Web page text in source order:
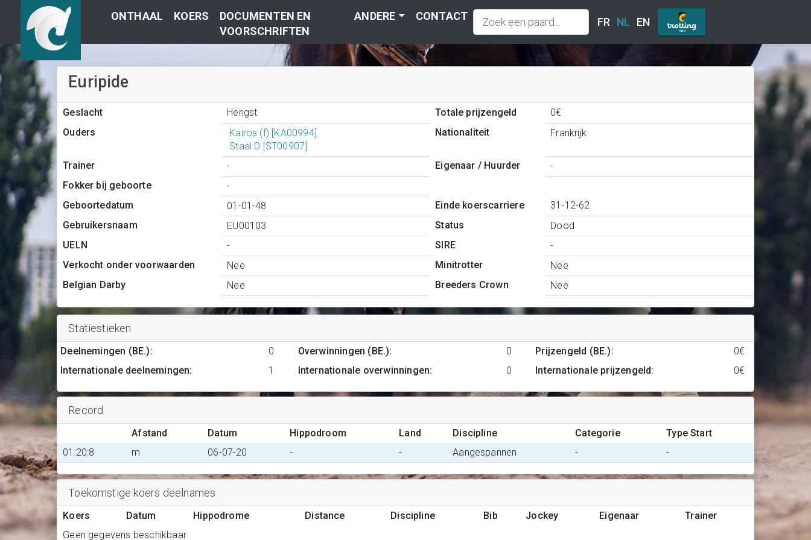
ONTHAAL KOERS
DOCUMENTEN EN
VOORSCHRIFTEN
ANDERE CONTACT FR NL EN
Euripide
Geslacht Hengst Totale prijzengeld
0€
Ouders
Kairos (f) [KA00994]
Staal D [ST00907]
Nationaliteit Frankrijk
Trainer - Eigenaar / Huurder
-
Fokker bij geboorte
-
Geboortedatum
01-01-48 Einde koerscarriere
31-12-62
Gebruikersnaam
EU00103 Status
Dood
UELN
- SIRE
-
Verkocht onder voorwaarden
Nee Minitrotter
Nee
Belgian Darby
Nee Breeders Crown Nee
Statiestieken
Deelnemingen (BE.):
0
Internationale deelnemingen: 1
Overwinningen (BE.):
0
Internationale overwinningen: 0
Prijzengeld (BE.):
0€
Internationale prijzengeld: 0€
Record
Afstand Datum Hippodroom Land Discipline Categorie
Type Start
01:20:8
m 06-07-20 - - Aangespannen - -
Toekomstige koers deelnames
Koers Datum Hippodrome Distance Discipline Bib Jockey Eigenaar
Trainer
Geen gegevens beschikbaar